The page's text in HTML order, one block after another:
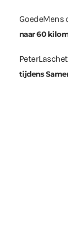
GoedeMens
naar 60
PeterLaschet
tijdens